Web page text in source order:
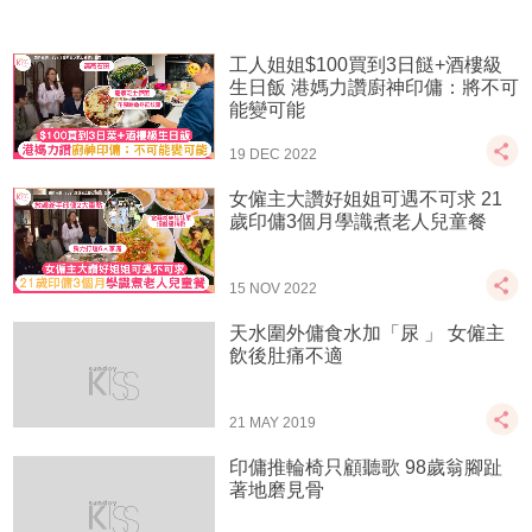
工人姐姐$100買到3日餸+酒樓級
生日飯 港媽力讚廚神印傭：將不可
能變可能
19 DEC 2022
女僱主大讚好姐姐可遇不可求 21
歲印傭3個月學識煮老人兒童餐
15 NOV 2022
天水圍外傭食水加「尿 」 女僱主
飲後肚痛不適
21 MAY 2019
印傭推輪椅只顧聽歌 98歲翁腳趾
著地磨見骨